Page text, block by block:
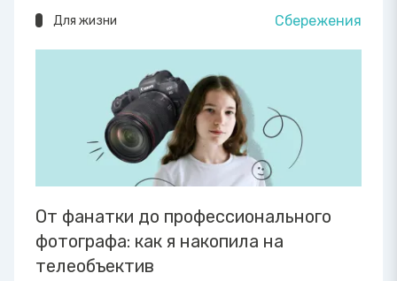
Для жизни Сбережения
От фанатки до профессионального
фотографа: как я накопила на
телеобъектив